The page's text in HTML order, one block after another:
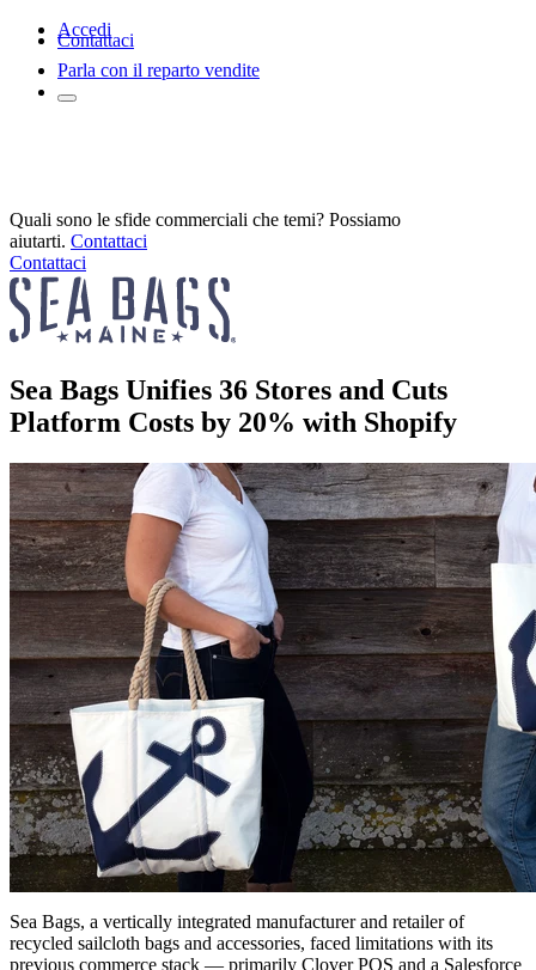
Accedi
Contattaci
Parla con il reparto vendite
Quali sono le sfide commerciali che temi? Possiamo
aiutarti. Contattaci
Contattaci
Sea Bags Unifies 36 Stores and Cuts
Platform Costs by 20% with Shopify
Sea Bags, a vertically integrated manufacturer and retailer of
recycled sailcloth bags and accessories, faced limitations with its
previous commerce stack — primarily Clover POS and a Salesforce